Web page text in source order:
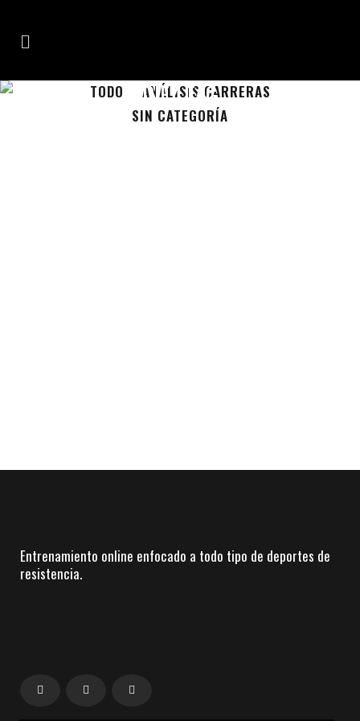
DIEZ TAG
TODO
ANÁLISIS CARRERAS
SIN CATEGORÍA
Entrenamiento online enfocado a todo tipo de deportes de
resistencia.